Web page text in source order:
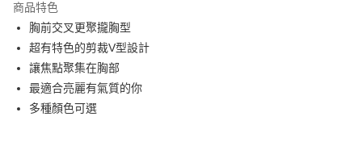
Apple Pay
街口支付
悠遊付
ATM付款
商品特色
胸前交叉更聚攏胸型
超有特色的剪裁V型設計
讓焦點聚集在胸部
最適合亮麗有氣質的你
多種顏色可選